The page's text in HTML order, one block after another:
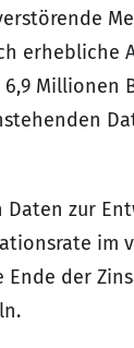
erhebliche
zur
im
der